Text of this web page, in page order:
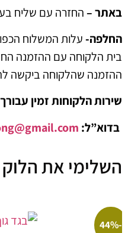
–החזרה עם שליח בעלות של 30
עם ההזמנה החדשה
שהלקוחה ביקשה להחליף.
זמין עבורך בוואסאפ:
את הלוק